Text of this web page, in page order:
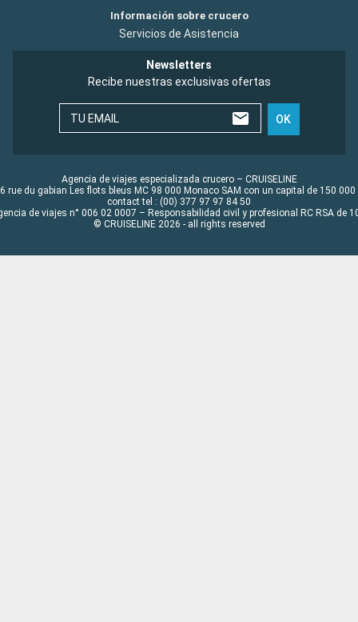
Información sobre crucero
Servicios de Asistencia
Newsletters
Recibe nuestras exclusivas ofertas
TU EMAIL OK
Agencia de viajes especializada crucero – CRUISELINE
rue du gabian Les flots bleus MC 98 000 Monaco SAM con un capital de 150 000
contact tel : (00) 377 97 97 84 50
de viajes n° 006 02 0007 – Responsabilidad civil y profesional RC RSA de
© CRUISELINE 2026 - all rights reserved